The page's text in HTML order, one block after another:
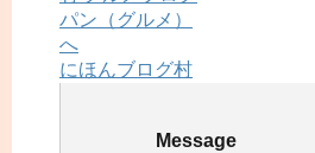
にほんブログ村
Message